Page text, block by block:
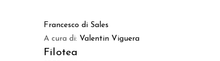
AGGIUNGI AL CARRELLO
Francesco di Sales
A cura di: Valentin Viguera
Filotea